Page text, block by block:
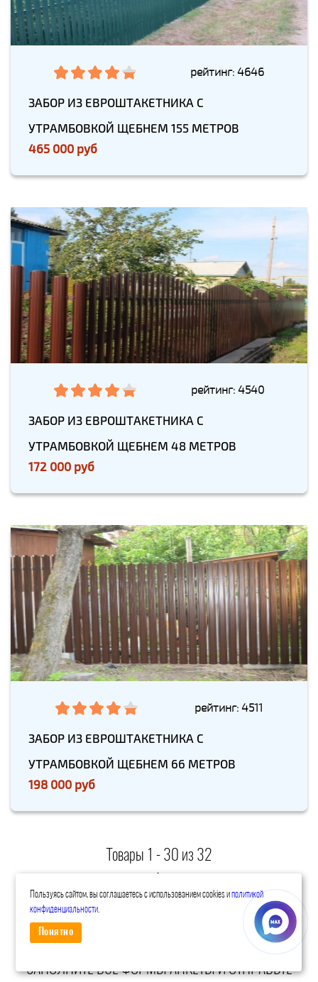
рейтинг: 4646
ЗАБОР ИЗ ЕВРОШТАКЕТНИКА С
УТРАМБОВКОЙ ЩЕБНЕМ 155 МЕТРОВ
465 000 руб
рейтинг: 4540
ЗАБОР ИЗ ЕВРОШТАКЕТНИКА С
УТРАМБОВКОЙ ЩЕБНЕМ 48 МЕТРОВ
172 000 руб
рейтинг: 4511
ЗАБОР ИЗ ЕВРОШТАКЕТНИКА С
УТРАМБОВКОЙ ЩЕБНЕМ 66 МЕТРОВ
198 000 руб
Товары 1 - 30 из 32
ПОЛУЧИТЬ ПРЕДВАРИТЕЛЬНЫЙ РАСЧЕТ
ЗАПОЛНИТЕ ВСЕ ФОРМЫ АНКЕТЫ И ОТПРАВЬТЕ
Пользуясь сайтом, вы соглашаетесь с использованием cookies иполитикой
конфиденциальности.
Понятно